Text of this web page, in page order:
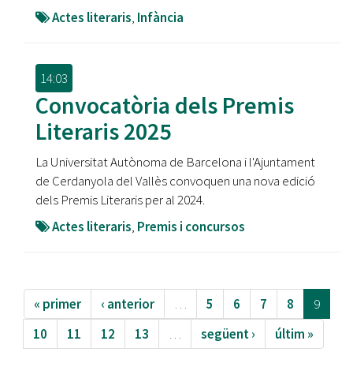
Actes literaris, Infància
14:03
Convocatòria dels Premis
Literaris 2025
La Universitat Autònoma de Barcelona i l'Ajuntament
de Cerdanyola del Vallès convoquen una nova edició
dels Premis Literaris per al 2024.
Actes literaris, Premis i concursos
« primer ‹ anterior … 5 6 7 8
9
10
11 12 13 … següent › últim »